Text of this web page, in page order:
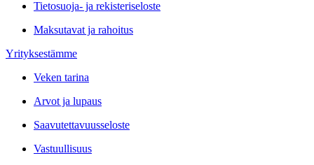
Tietosuoja- ja rekisteriseloste
Maksutavat ja rahoitus
Yrityksestämme
Veken tarina
Arvot ja lupaus
Saavutettavuusseloste
Vastuullisuus